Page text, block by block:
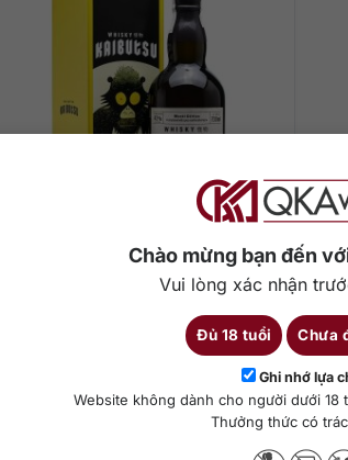
Chào mừng bạn đến
Vui lòng xác nhận
Đủ 18 tuổi Chưa
Ghi nhớ lựa
Website không dành cho người dưới 18
Thưởng thức có
Kaibutsu Monki
Thêm vào giỏ hàng